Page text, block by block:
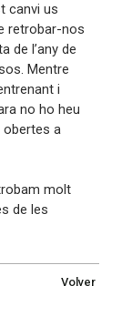
canvi us
retrobar-nos
de l’any de
Mentre
i
no ho heu
obertes a
molt
de les
Volver